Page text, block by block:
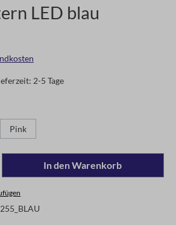
LED blau
2-5 Tage
Pink
In den Warenkorb